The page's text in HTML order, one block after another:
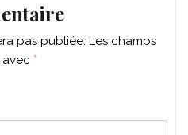
pas publiée. Les champs
*